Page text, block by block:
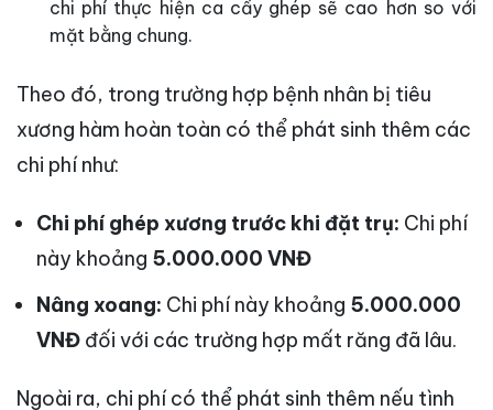
chi phí thực hiện ca cấy ghép sẽ cao hơn so với
mặt bằng chung.
Theo đó, trong trường hợp bệnh nhân bị tiêu
xương hàm hoàn toàn có thể phát sinh thêm các
chi phí như:
Chi phí ghép xương trước khi đặt trụ: Chi phí
này khoảng 5.000.000 VNĐ
Nâng xoang: Chi phí này khoảng 5.000.000
VNĐ đối với các trường hợp mất răng đã lâu.
Ngoài ra, chi phí có thể phát sinh thêm nếu tình